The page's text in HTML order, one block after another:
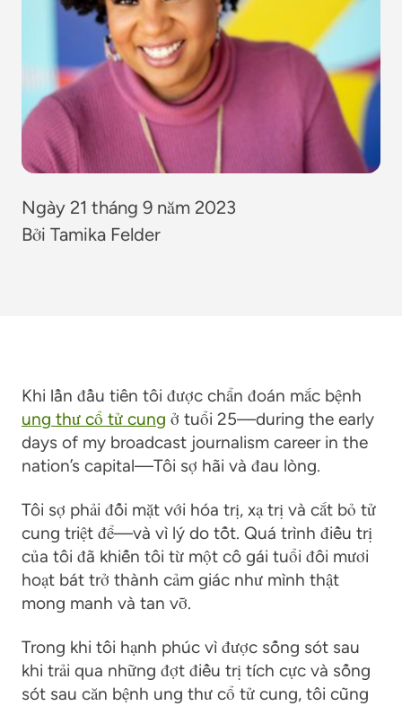
Ngày 21 tháng 9 năm 2023
Bởi Tamika Felder
Khi lần đầu tiên tôi được chẩn đoán mắc bệnh
ung thư cổ tử cung ở tuổi 25—during the early
days of my broadcast journalism career in the
nation’s capital—Tôi sợ hãi và đau lòng.
Tôi sợ phải đối mặt với hóa trị, xạ trị và cắt bỏ tử
cung triệt để—và vì lý do tốt. Quá trình điều trị
của tôi đã khiến tôi từ một cô gái tuổi đôi mươi
hoạt bát trở thành cảm giác như mình thật
mong manh và tan vỡ.
Trong khi tôi hạnh phúc vì được sống sót sau
khi trải qua những đợt điều trị tích cực và sống
sót sau căn bệnh ung thư cổ tử cung, tôi cũng